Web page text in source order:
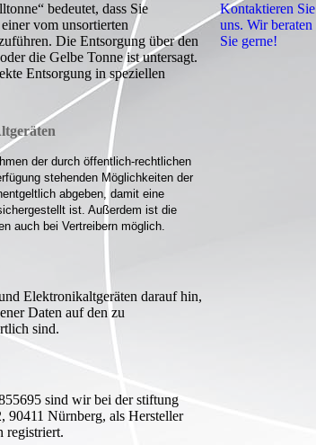
bedeutet, dass Sie
vom unsortierten
Die Entsorgung über den
die Gelbe Tonne ist untersagt.
Entsorgung in speziellen
der durch öffentlich-rechtlichen
stehenden Möglichkeiten der
abgeben, damit eine
ist. Außerdem ist die
auch bei Vertreibern möglich.
Elektronikaltgeräten darauf hin,
Daten auf den zu
sind.
sind wir bei der stiftung
90411 Nürnberg, als Hersteller
registriert.
Kontaktieren Sie
uns. Wir beraten
Sie gerne!